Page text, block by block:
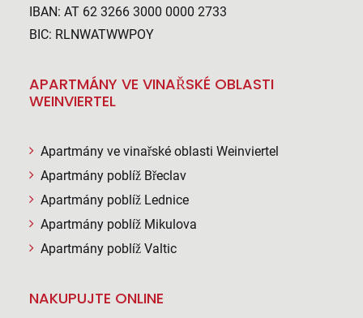
IBAN: AT 62 3266 3000 0000 2733
BIC: RLNWATWWPOY
APARTMÁNY VE VINAŘSKÉ OBLASTI
WEINVIERTEL
Apartmány ve vinařské oblasti Weinviertel
Apartmány poblíž Břeclav
Apartmány poblíž Lednice
Apartmány poblíž Mikulova
Apartmány poblíž Valtic
NAKUPUJTE ONLINE